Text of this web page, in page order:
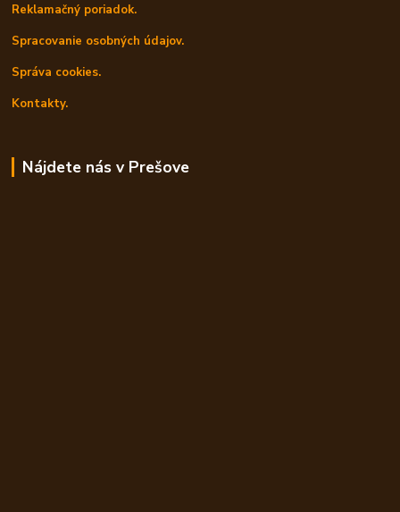
Reklamačný poriadok.
Spracovanie osobných údajov.
Správa cookies.
Kontakty.
Nájdete nás v Prešove